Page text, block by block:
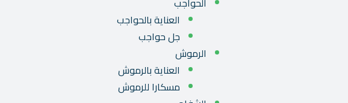
العناية بالحواجب
جل حواجب
الرموش
العناية بالرموش
مسكارا للرموش